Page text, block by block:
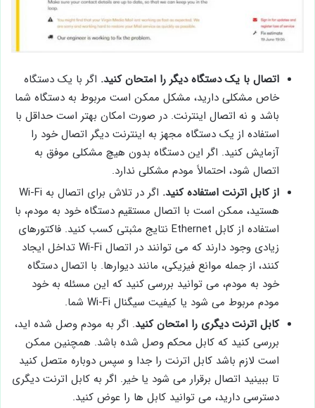
اتصال با یک دستگاه دیگر را امتحان کنید. اگر با یک دستگاه
خاص مشکلی دارید، مشکل ممکن است مربوط به دستگاه شما
باشد و نه اتصال اینترنت. در صورت امکان بهتر است حداقل با
استفاده از یک دستگاه مجهز به اینترنت دیگر اتصال خود را
آزمایش کنید. اگر این دستگاه بدون هیچ مشکلی موفق به
اتصال شود، احتمالاً مودم مشکلی ندارد.
از کابل اترنت استفاده کنید.
اگر در تلاش برای اتصال به Wi-Fi
هستید، ممکن است با اتصال مستقیم دستگاه خود به مودم، با
استفاده از کابل Ethernet نتایج مثبتی کسب کنید. فاکتورهای
زیادی وجود دارند که می توانند در اتصال Wi-Fi تداخل ایجاد
کنند، از جمله موانع فیزیکی، مانند دیوارها. با اتصال دستگاه
خود به مودم، می توانید بررسی کنید که این مسئله به خود
مودم مربوط می شود یا کیفیت سیگنال Wi-Fi شما.
کابل اترنت دیگری را امتحان کنید. اگر به مودم وصل شده اید،
بررسی کنید که کابل محکم وصل شده باشد. همچنین ممکن
است لازم باشد کابل اترنت را جدا و سپس دوباره متصل کنید
تا ببینید اتصال برقرار می شود یا خیر. اگر به کابل اترنت دیگری
دسترسی دارید، می توانید کابل ها را عوض کنید.